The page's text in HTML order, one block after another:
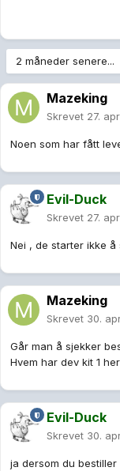
2 måneder senere...
Mazeking
Skrevet 27.
Noen som har fått
Evil-Duck
Skrevet 27.
Nei , de starter ikke
Mazeking
Skrevet 30.
Går man å sjekker
Hvem har dev kit 1
Evil-Duck
Skrevet 30.
ja dersom du